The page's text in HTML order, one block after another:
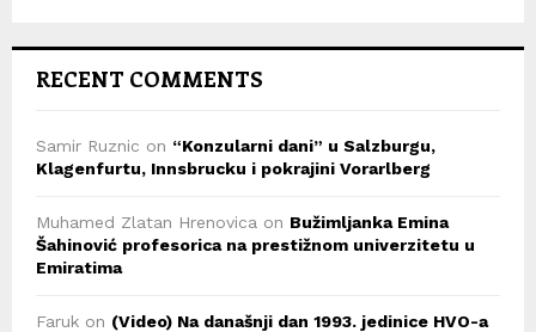
RECENT COMMENTS
Samir Ruznic on “Konzularni dani” u Salzburgu,
Klagenfurtu, Innsbrucku i pokrajini Vorarlberg
Muhamed Zlatan Hrenovica on Bužimljanka Emina
Šahinović profesorica na prestižnom univerzitetu u
Emiratima
Faruk on (Video) Na današnji dan 1993. jedinice HVO-a